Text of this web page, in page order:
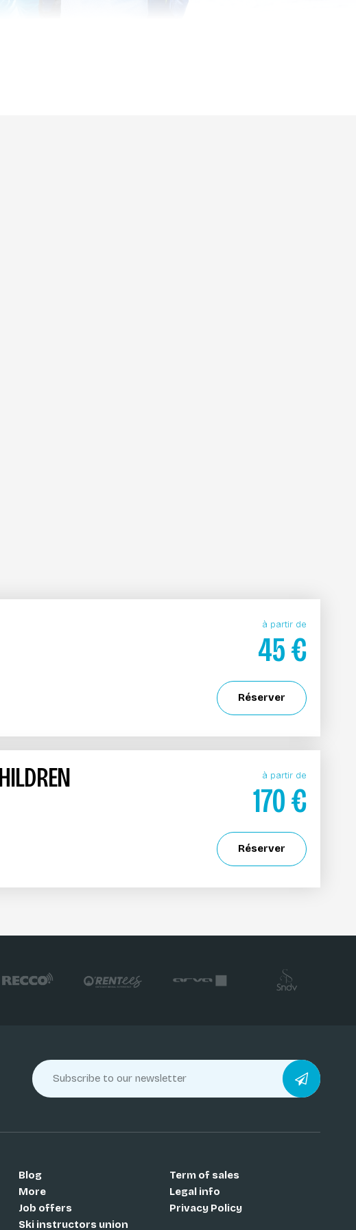
à partir de
45€
Réserver
à partir de
170€
Réserver
Blog
More
Job offers
Ski instructors union
Term of sales
Legal info
Privacy Policy